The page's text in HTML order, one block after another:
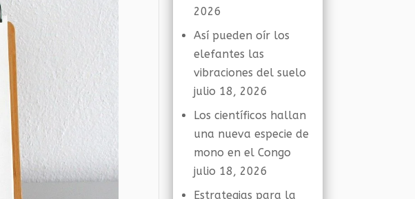
2026
Así pueden oír los
elefantes las
vibraciones del suelo
julio 18, 2026
Los científicos hallan
una nueva especie de
mono en el Congo
julio 18, 2026
Estrategias para la